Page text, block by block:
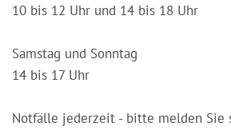
10 bis 12 Uhr und 14 bis 18 Uhr
Samstag und Sonntag
14 bis 17 Uhr
Notfälle jederzeit - bitte melden Sie